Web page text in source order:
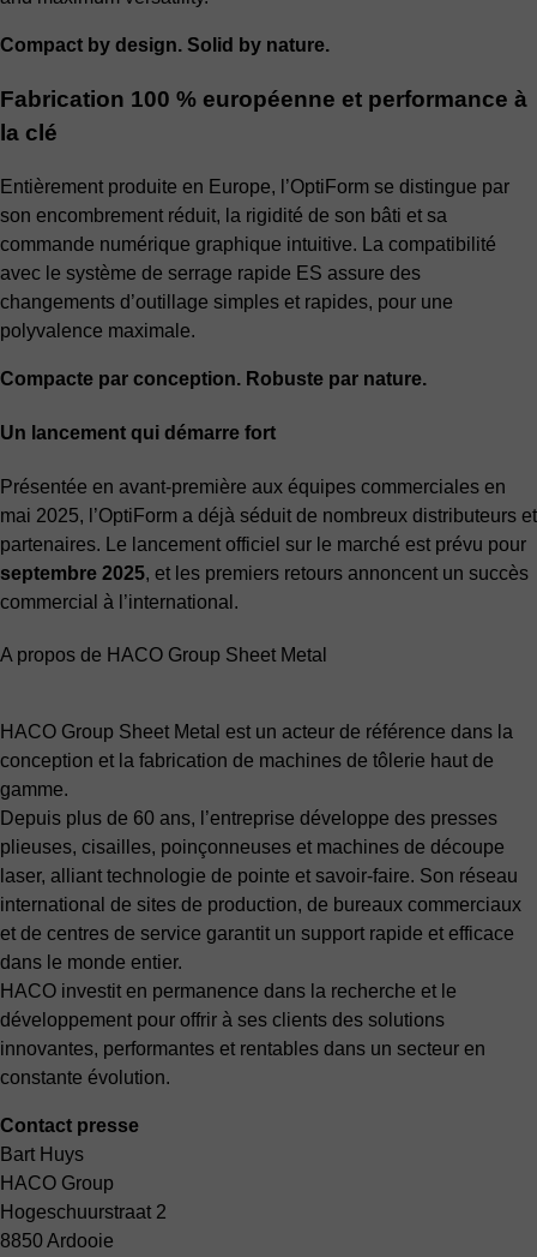
Compact by design. Solid by nature.
Fabrication 100 % européenne et performance à
la clé
Entièrement produite en Europe, l’OptiForm se distingue par
son encombrement réduit, la rigidité de son bâti et sa
commande numérique graphique intuitive. La compatibilité
avec le système de serrage rapide ES assure des
changements d’outillage simples et rapides, pour une
polyvalence maximale.
Compacte par conception. Robuste par nature.
Un lancement qui démarre fort
Présentée en avant-première aux équipes commerciales en
mai 2025, l’OptiForm a déjà séduit de nombreux distributeurs et
partenaires. Le lancement officiel sur le marché est prévu pour
septembre 2025, et les premiers retours annoncent un succès
commercial à l’international.
A propos de HACO Group Sheet Metal
HACO Group Sheet Metal est un acteur de référence dans la
conception et la fabrication de machines de tôlerie haut de
gamme.
Depuis plus de 60 ans, l’entreprise développe des presses
plieuses, cisailles, poinçonneuses et machines de découpe
laser, alliant technologie de pointe et savoir-faire. Son réseau
international de sites de production, de bureaux commerciaux
et de centres de service garantit un support rapide et efficace
dans le monde entier.
HACO investit en permanence dans la recherche et le
développement pour offrir à ses clients des solutions
innovantes, performantes et rentables dans un secteur en
constante évolution.
Contact presse
Bart Huys
HACO Group
Hogeschuurstraat 2
8850 Ardooie